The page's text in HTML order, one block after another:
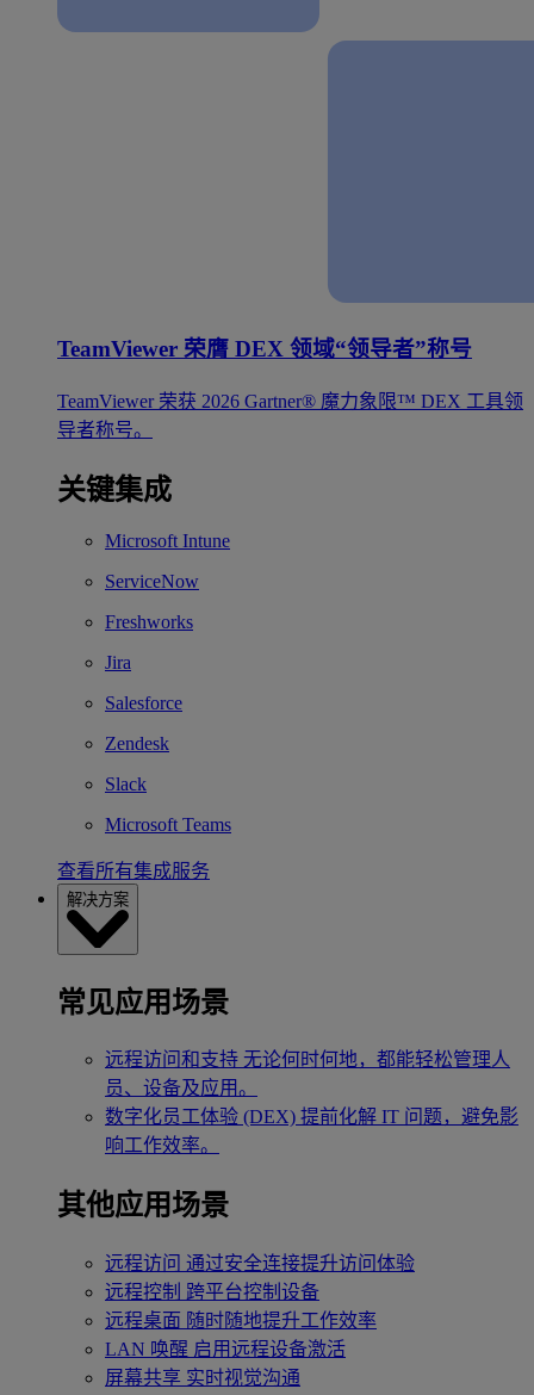
TeamViewer 荣膺 DEX 领域“领导者”称号
TeamViewer 荣获 2026 Gartner® 魔力象限™ DEX 工具领
导者称号。
关键集成
Microsoft Intune
ServiceNow
Freshworks
Jira
Salesforce
Zendesk
Slack
Microsoft Teams
查看所有集成服务
解决方案
常见应用场景
远程访问和支持 无论何时何地，都能轻松管理人
员、设备及应用。
数字化员工体验 (DEX) 提前化解 IT 问题，避免影
响工作效率。
其他应用场景
远程访问 通过安全连接提升访问体验
远程控制 跨平台控制设备
远程桌面 随时随地提升工作效率
LAN 唤醒 启用远程设备激活
屏幕共享 实时视觉沟通